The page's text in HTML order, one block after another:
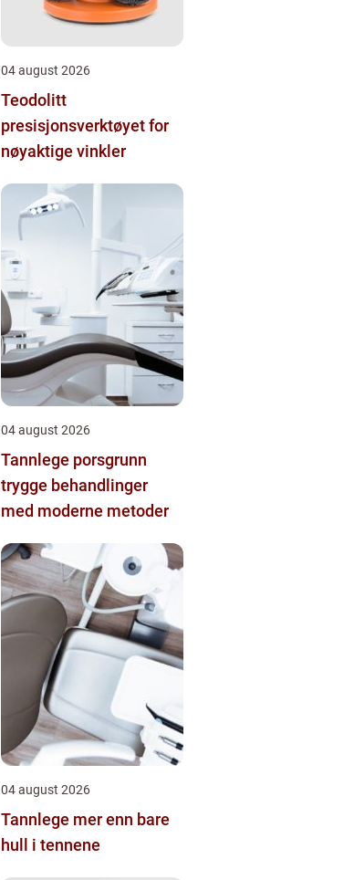
04 august 2026
Teodolitt
presisjonsverktøyet for
nøyaktige vinkler
04 august 2026
Tannlege porsgrunn
trygge behandlinger
med moderne metoder
04 august 2026
Tannlege mer enn bare
hull i tennene